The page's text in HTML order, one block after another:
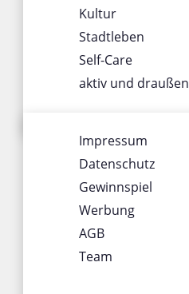
Kultur
Stadtleben
Self-Care
aktiv und draußen
Gewinnspiel
Werbung
AGB
Team
Impressum
Datenschutz
Gewinnspiel
Werbung
AGB
Team
SOCIALS
KONTAKT